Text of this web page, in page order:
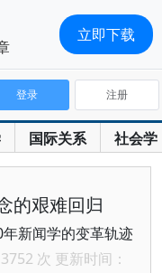
国际关系 社会学
登录 注册
的艰难回归
新闻学的变革轨迹
次 更新时间：
立即下载